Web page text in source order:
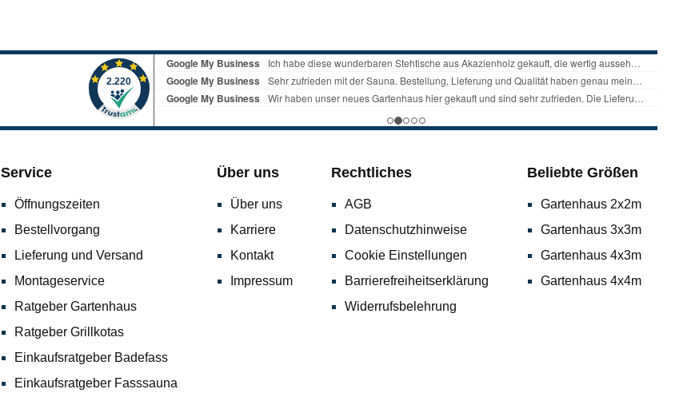
Service
Öffnungszeiten
Bestellvorgang
Lieferung und Versand
Montageservice
Ratgeber Gartenhaus
Ratgeber Grillkotas
Einkaufsratgeber Badefass
Einkaufsratgeber Fasssauna
Über uns
Über uns
Karriere
Kontakt
Impressum
Rechtliches
AGB
Datenschutzhinweise
Cookie Einstellungen
Barrierefreiheitserklärung
Widerrufsbelehrung
Beliebte Größen
Gartenhaus 2x2m
Gartenhaus 3x3m
Gartenhaus 4x3m
Gartenhaus 4x4m